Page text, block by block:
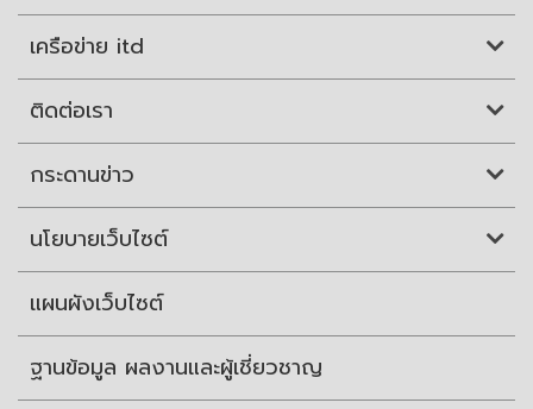
เครือข่าย itd
ติดต่อเรา
กระดานข่าว
นโยบายเว็บไซต์
แผนผังเว็บไซต์
ฐานข้อมูล ผลงานและผู้เชี่ยวชาญ